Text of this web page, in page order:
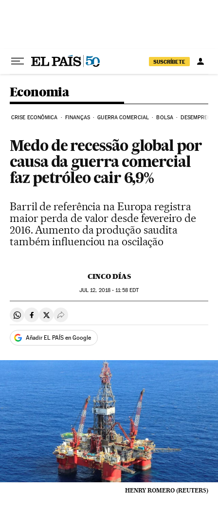
SUSCRÍBETE
Economia
CRISE ECONÔMICA FINANÇAS GUERRA COMERCIAL BOLSA DESEMPREGO
Medo de recessão global por
causa da guerra comercial
faz petróleo cair 6,9%
Barril de referência na Europa registra
maior perda de valor desde fevereiro de
2016. Aumento da produção saudita
também influenciou na oscilação
CINCO DÍAS
JUL 12, 2018 - 11:58EDT
Compartir en Whatsapp
Compartir en Facebook
Compartir en Twitter
Desplegar Redes Sociales
Añadir EL PAÍS en Google
HENRY ROMERO (REUTERS)